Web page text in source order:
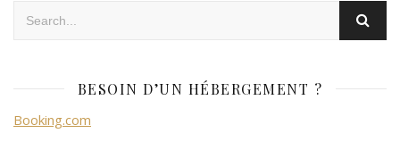
BESOIN D’UN HÉBERGEMENT ?
Booking.com